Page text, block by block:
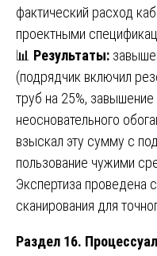
фактический расход
проектными
📊 Результаты:
(подрядчик включил
труб на 25%,
неосновательного
взыскал эту сумму с
пользование чужими
Экспертиза проведена
сканирования для
Раздел 16.